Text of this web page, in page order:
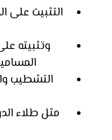
التثبيت على
وتثبيته
التشطيب
مثل طلاء